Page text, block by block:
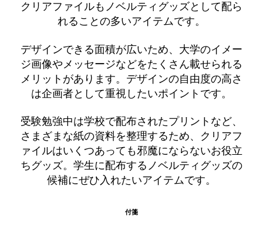
クリアファイルもノベルティグッズとして配ら
れることの多いアイテムです。
デザインできる面積が広いため、大学のイメー
ジ画像やメッセージなどをたくさん載せられる
メリットがあります。デザインの自由度の高さ
は企画者として重視したいポイントです。
受験勉強中は学校で配布されたプリントなど、
さまざまな紙の資料を整理するため、クリアフ
ァイルはいくつあっても邪魔にならないお役立
ちグッズ。学生に配布するノベルティグッズの
候補にぜひ入れたいアイテムです。
付箋